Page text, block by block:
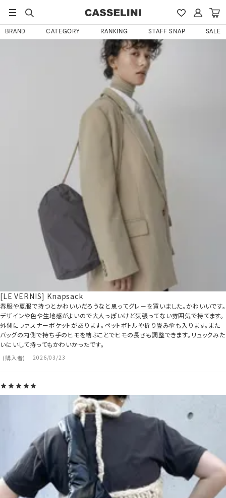
BRAND CATEGORY RANKING STAFF SNAP SALE
[LE VERNIS] Knapsack
購入者 2026/03/23
春服や夏服で持つとかわいいだろうなと思ってグレーを買いました。かわいいです。
デザインや色や生地感がよいので大人っぽいけど気張ってない雰囲気で持てます。
外側にファスナーポケットがあります。ペットボトルや折り畳み傘も入ります。また
バッグの内側で持ち手のヒモを結ぶことでヒモの長さも調整できます。リュックみた
いにいして持ってもかわいかったです。